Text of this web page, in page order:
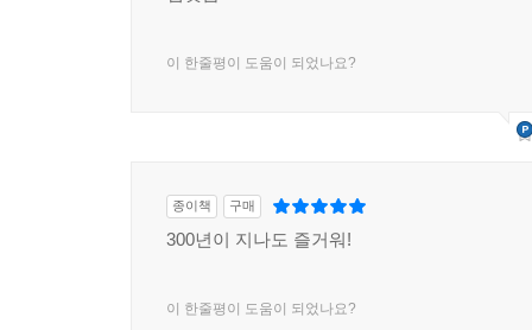
이 한줄평이 도움이 되었나요?
종이책 구매
300년이 지나도 즐거워!
이 한줄평이 도움이 되었나요?